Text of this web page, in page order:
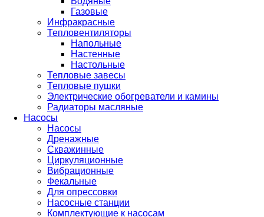
Газовые
Инфракрасные
Тепловентиляторы
Напольные
Настенные
Настольные
Тепловые завесы
Тепловые пушки
Электрические обогреватели и камины
Радиаторы масляные
Насосы
Насосы
Дренажные
Скважинные
Циркуляционные
Вибрационные
Фекальные
Для опрессовки
Насосные станции
Комплектующие к насосам